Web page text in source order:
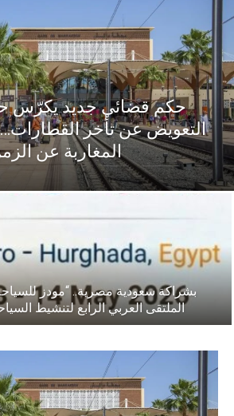
حكم قضائي جديد يكرّس
التعويض عن تأخر
المغاربة عن
​بشراكة سعودية مصرية.. “مودز
الملتقى العربي الرابع لتنشيط السياحة